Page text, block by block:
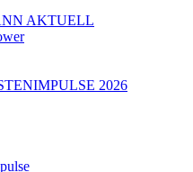
AKTUELL
2026